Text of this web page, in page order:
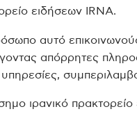
ειδήσεων IRNA.
αυτό
απόρρητες
υπηρεσίες,
ιρανικό